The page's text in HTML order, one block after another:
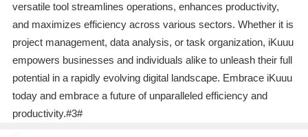
versatile tool streamlines operations, enhances productivity,
and maximizes efficiency across various sectors. Whether it is
project management, data analysis, or task organization, iKuuu
empowers businesses and individuals alike to unleash their full
potential in a rapidly evolving digital landscape. Embrace iKuuu
today and embrace a future of unparalleled efficiency and
productivity.#3#